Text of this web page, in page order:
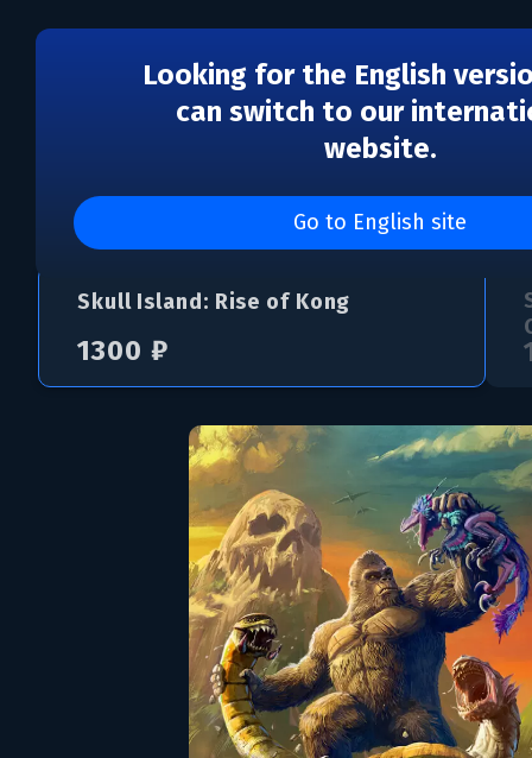
Looking for the English
can switch to our
website.
Go to English site
Skull Island: Rise of
Skull Island: Rise of Kong
1300 ₽